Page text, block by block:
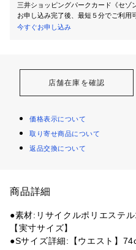
三井ショッピングパークカード《セゾ
お申し込み完了後、最短５分でご利用
今すぐお申し込み
店舗在庫を確認
価格表示について
取り寄せ商品について
返品交換について
商品詳細
●素材:リサイクルポリエステ
【実寸サイズ】
●Sサイズ詳細:【ウエスト】